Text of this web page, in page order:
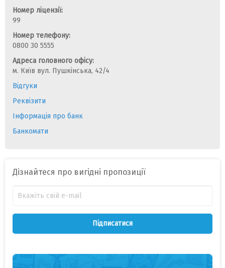
Номер ліцензії:
99
Номер телефону:
0800 30 5555
Адреса головного офісу:
м. Київ вул. Пушкінська, 42/4
Відгуки
Реквізити
Інформація про банк
Банкомати
Дізнайтеся про вигідні пропозиції
Підписатися